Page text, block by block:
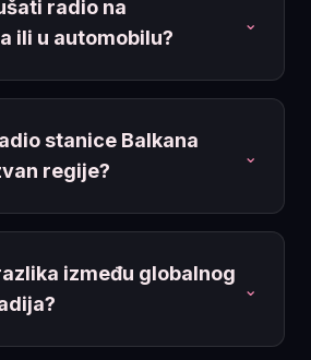
radio na
ili u automobilu?
⌄
stanice Balkana
regije?
⌄
između globalnog
⌄